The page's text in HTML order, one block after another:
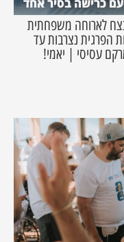
כרישה בסיר אחד
לארוחה משפחתית
הפרגית נצרבות עד
עסיסי | יאמי!